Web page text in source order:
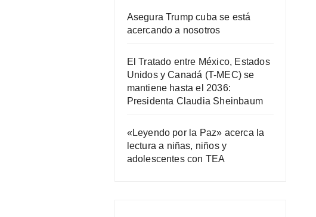
Asegura Trump cuba se está
acercando a nosotros
El Tratado entre México, Estados
Unidos y Canadá (T-MEC) se
mantiene hasta el 2036:
Presidenta Claudia Sheinbaum
«Leyendo por la Paz» acerca la
lectura a niñas, niños y
adolescentes con TEA